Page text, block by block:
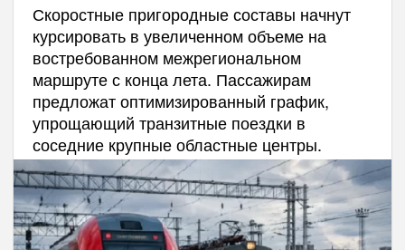
Скоростные пригородные составы начнут
курсировать в увеличенном объеме на
востребованном межрегиональном
маршруте с конца лета. Пассажирам
предложат оптимизированный график,
упрощающий транзитные поездки в
соседние крупные областные центры.